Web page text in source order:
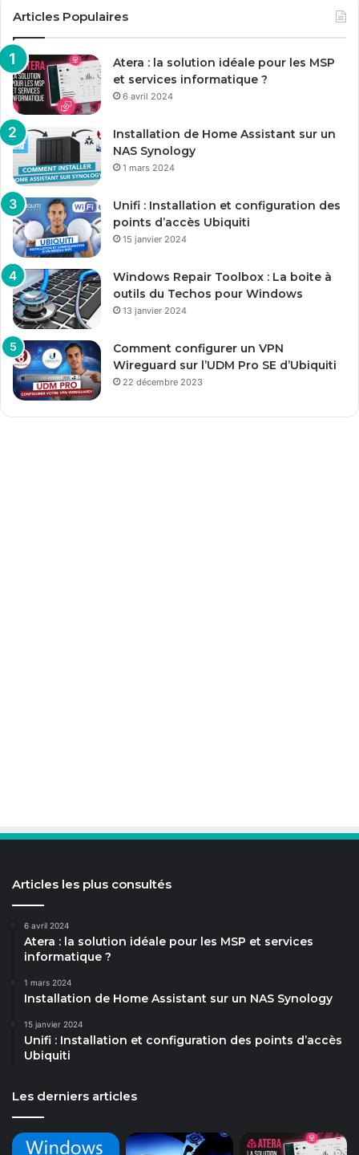
Articles Populaires
Atera : la solution idéale pour les MSP
et services informatique ?
6 avril 2024
Installation de Home Assistant sur un
NAS Synology
1 mars 2024
Unifi : Installation et configuration des
points d’accès Ubiquiti
15 janvier 2024
Windows Repair Toolbox : La boite à
outils du Techos pour Windows
13 janvier 2024
Comment configurer un VPN
Wireguard sur l’UDM Pro SE d’Ubiquiti
22 décembre 2023
Articles les plus consultés
6 avril 2024
Atera : la solution idéale pour les MSP et services
informatique ?
1 mars 2024
Installation de Home Assistant sur un NAS Synology
15 janvier 2024
Unifi : Installation et configuration des points d’accès
Ubiquiti
Les derniers articles